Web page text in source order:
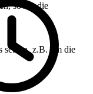
sowie die
setzen, z.B. um die